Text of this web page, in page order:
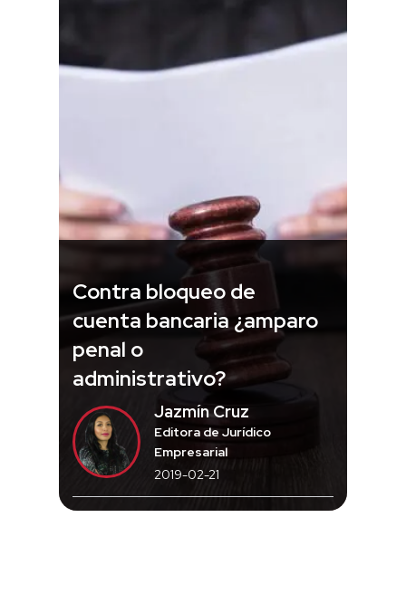
Contra bloqueo de
cuenta bancaria ¿amparo
penal o
administrativo?
Jazmín Cruz
Editora de Jurídico
Empresarial
2019-02-21